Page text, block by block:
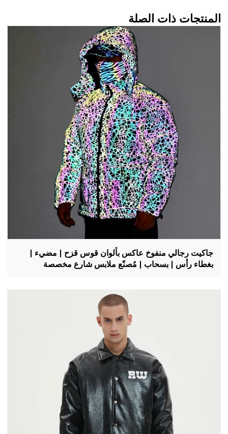
المنتجات ذات الصلة
جاكيت رجالي منفوخ عاكس بألوان قوس قزح | مضيء |
بغطاء رأس | بسحاب | مُصنّع ملابس شارع مخصصة